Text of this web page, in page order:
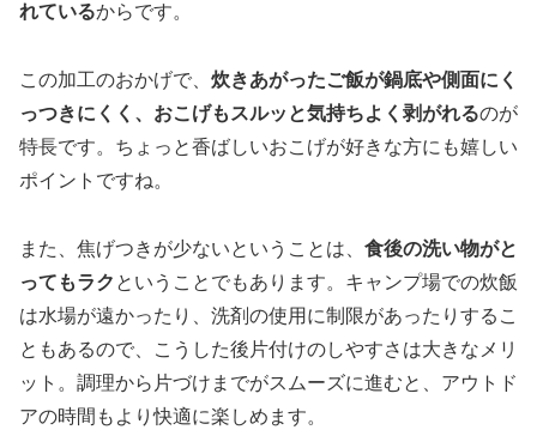
れているからです。
この加工のおかげで、 炊きあがったご飯が鍋底や側面にく
っつきにくく、おこげもスルッと気持ちよく剥がれるのが
特長です。ちょっと香ばしいおこげが好きな方にも嬉しい
ポイントですね。
また、焦げつきが少ないということは、 食後の洗い物がと
ってもラク ということでもあります。キャンプ場での炊飯
は水場が遠かったり、洗剤の使用に制限があったりするこ
ともあるので、こうした後片付けのしやすさは大きなメリ
ット。調理から片づけまでがスムーズに進むと、アウトド
アの時間もより快適に楽しめます。